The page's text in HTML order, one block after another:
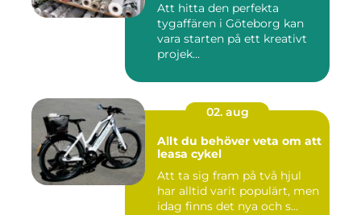
Att hitta den perfekta
tygaffären i Göteborg kan
vara starten på ett kreativt
projek...
02. aug
Allt du behöver veta om att
leasa cykel
Att ta sig fram på två hjul
har alltid varit populärt, men
idag finns det nya och s...